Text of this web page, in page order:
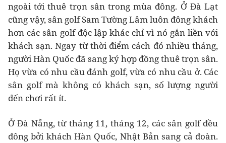
ngoài tới thuê trọn sân trong mùa đông. Ở Đà Lạt
cũng vậy, sân golf Sam Tường Lâm luôn đông khách
hơn các sân golf độc lập khác chỉ vì nó gắn liền với
khách sạn. Ngay từ thời điểm cách đó nhiều tháng,
người Hàn Quốc đã sang ký hợp đồng thuê trọn sân.
Họ vừa có nhu cầu đánh golf, vừa có nhu cầu ở. Các
sân golf mà không có khách sạn, số lượng người
đến chơi rất ít.
Ở Đà Nẵng, từ tháng 11, tháng 12, các sân golf đều
đông bởi khách Hàn Quốc, Nhật Bản sang cả đoàn.